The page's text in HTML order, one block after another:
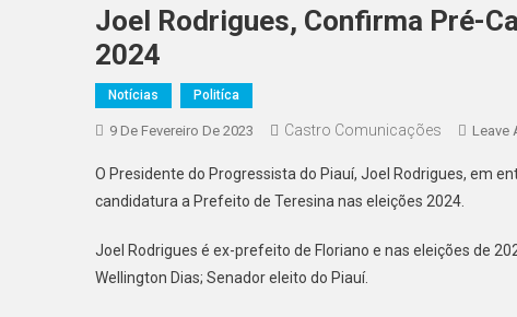
Joel Rodrigues, Confirma Pré-
2024
Notícias Politíca
9 De Fevereiro De 2023 Castro Comunicações Leave
O Presidente do Progressista do Piauí, Joel Rodrigues, em
candidatura a Prefeito de Teresina nas eleições 2024.
Joel Rodrigues é ex-prefeito de Floriano e nas eleições de
Wellington Dias; Senador eleito do Piauí.